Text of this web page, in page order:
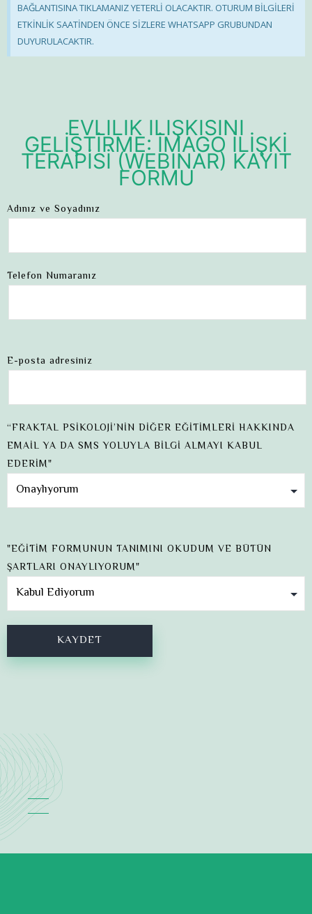
BAĞLANTISINA TIKLAMANIZ YETERLİ OLACAKTIR. OTURUM BİLGİLERİ
ETKİNLİK SAATİNDEN ÖNCE SİZLERE WHATSAPP GRUBUNDAN
DUYURULACAKTIR.
EVLİLİK İLİŞKİSİNİ
GELİŞTİRME: İMAGO İLİŞKİ
TERAPİSİ (WEBINAR) KAYIT
FORMU
Adınız ve Soyadınız
Telefon Numaranız
E-posta adresiniz
“FRAKTAL PSİKOLOJİ’NİN DİĞER EĞİTİMLERİ HAKKINDA
EMAİL YA DA SMS YOLUYLA BİLGİ ALMAYI KABUL
EDERİM"
"EĞİTİM FORMUNUN TANIMINI OKUDUM VE BÜTÜN
ŞARTLARI ONAYLIYORUM"